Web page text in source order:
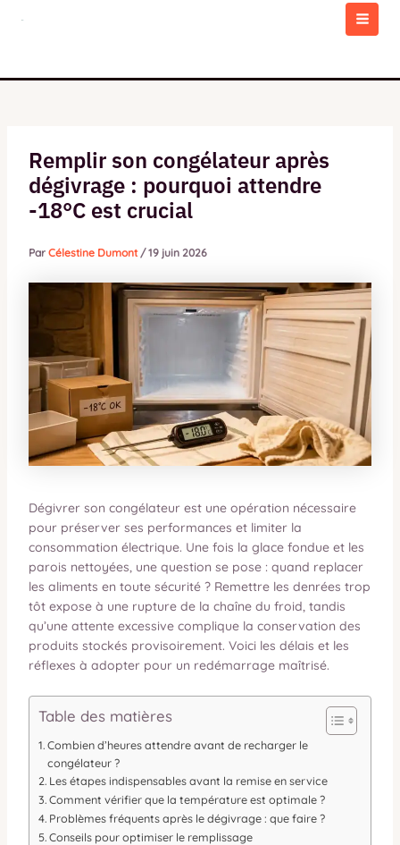
Remplir son congélateur après
dégivrage : pourquoi attendre
-18°C est crucial
Par Célestine Dumont/19 juin 2026
Dégivrer son congélateur est une opération nécessaire
pour préserver ses performances et limiter la
consommation électrique. Une fois la glace fondue et les
parois nettoyées, une question se pose : quand replacer
les aliments en toute sécurité ? Remettre les denrées trop
tôt expose à une rupture de la chaîne du froid, tandis
qu’une attente excessive complique la conservation des
produits stockés provisoirement. Voici les délais et les
réflexes à adopter pour un redémarrage maîtrisé.
Table des matières
Combien d’heures attendre avant de recharger le
congélateur ?
Les étapes indispensables avant la remise en service
Comment vérifier que la température est optimale ?
Problèmes fréquents après le dégivrage : que faire ?
Conseils pour optimiser le remplissage